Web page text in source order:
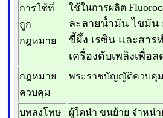
การใช้ที่
ถูก
กฎหมาย
ใช้ในการผลิต
ละลายน้ำมัน ไขมัน
ขี้ผึ้ง เรซิน และสาร
เครื่องดับเพลิงเพื่อ
กฎหมาย
ควบคุม
พระราชบัญญัติควบคุ
บทลงโทษ
ผู้ใดนำ ขนย้าย จำหน่